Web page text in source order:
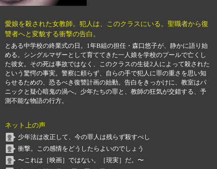
愛娘を殺された女教師。犯人は、このクラスにいる。聖職者から復
讐者へと変貌する衝撃の告白。
とある中学校の終業式の日。1年B組の担任・森口悠子が、静かに語り始
める。シングルマザーとして育ててきた一人娘を学校のプールで亡くし
た彼女。その死は事故ではなく、このクラスの生徒2人によって殺された
という驚愕の事実。警察に頼らず、自らの手で犯人に罪の重さを思い知
らせるための、恐るべき復讐計画の始動。告白をきっかけに、教室はパ
ニックと疑心暗鬼の渦へ。少年たちの罪と、教師の狂気が交錯する、予
測不能な物語の行方。
ネット上の声
少年法は改正して、今の罪人は残らず殺すべし
衝撃。この感情をどうしたらよいのでしょう
〜これは［映画］ではない。［現実］だ。〜